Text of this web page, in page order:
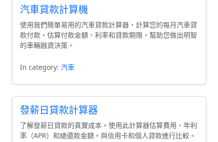
汽車貸款計算機
使用我們簡單易用的汽車貸款計算器，計算您的每月汽車貸
款付款。估算付款金額、利率和貸款期限，幫助您做出明智
的車輛融資決策。
In category: 汽車
發薪日貸款計算器
了解發薪日貸款的真實成本。使用此計算器估算費用、年利
率（APR）和總還款金額。與信用卡和個人貸款進行比較。